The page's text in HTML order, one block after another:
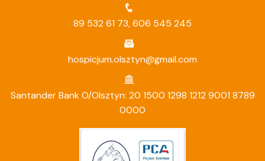
89 532 61 73,606 545 245
hospicjum.olsztyn@gmail.com
Santander Bank O/Olsztyn: 20 1500 1298 1212 9001 8789
0000